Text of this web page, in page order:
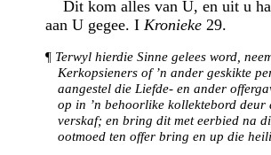
Dit kom alles van U, en uit u
aan U gegee. I Kronieke 29.
¶ Terwyl hierdie Sinne gelees word,
Kerkopsieners of ’n ander geskikte
aangestel die Liefde- en ander
op in ’n behoorlike kollektebord deur
verskaf; en bring dit met eerbied na
ootmoed ten offer bring en up die